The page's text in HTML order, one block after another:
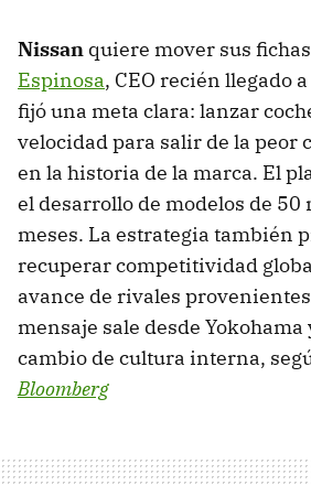
Nissan quiere mover sus
Espinosa, CEO recién llegado
fijó una meta clara: lanzar
velocidad para salir de la peor
en la historia de la marca. El
el desarrollo de modelos de 50
meses. La estrategia también
recuperar competitividad
avance de rivales
mensaje sale desde
cambio de cultura interna,
Bloomberg